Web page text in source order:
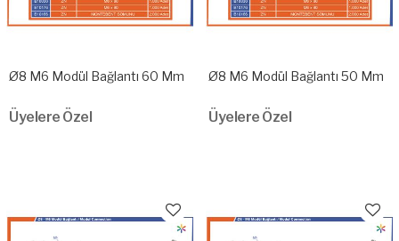
Ø8 M6 Modül Bağlantı 60 Mm
Üyelere Özel
Ø8 M6 Modül Bağlantı 50 Mm
Üyelere Özel